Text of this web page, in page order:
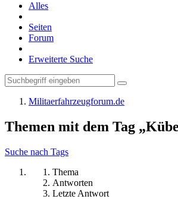
Alles
Seiten
Forum
Erweiterte Suche
Militaerfahrzeugforum.de
Themen mit dem Tag
Suche nach Tags
Thema
Antworten
Letzte Antwort